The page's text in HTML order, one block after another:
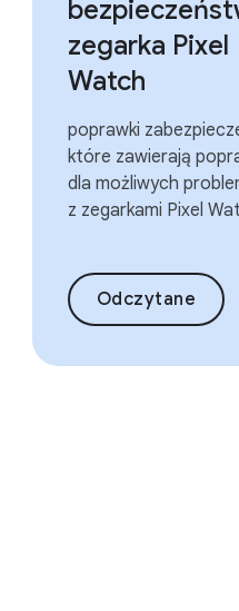
zegarka Pixel
Watch
poprawki
które zawierają
dla możliwych
z zegarkami Pixel
Odczytane